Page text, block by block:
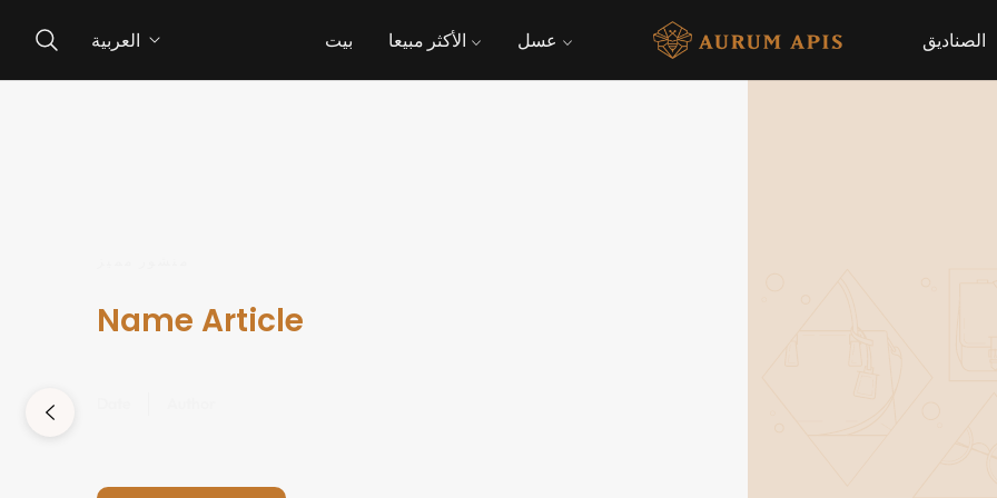
العربية بيت الأكثر مبيعا عسل الصناديق
Name Article